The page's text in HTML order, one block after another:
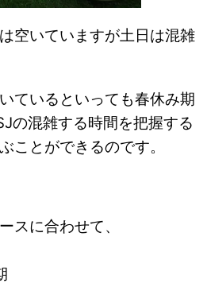
空いていますが土日は混雑
ているといっても春休み期
の混雑する時間を把握する
ことができるのです。
スに合わせて、